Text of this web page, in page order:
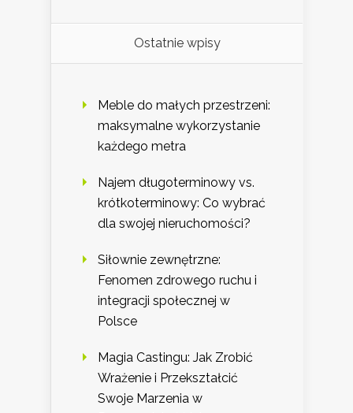
Ostatnie wpisy
Meble do małych przestrzeni:
maksymalne wykorzystanie
każdego metra
Najem długoterminowy vs.
krótkoterminowy: Co wybrać
dla swojej nieruchomości?
Siłownie zewnętrzne:
Fenomen zdrowego ruchu i
integracji społecznej w
Polsce
Magia Castingu: Jak Zrobić
Wrażenie i Przekształcić
Swoje Marzenia w